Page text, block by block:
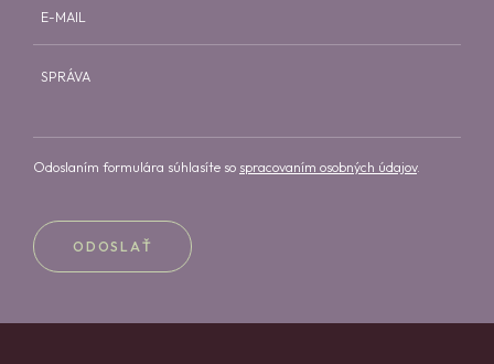
E-MAIL
SPRÁVA
Odoslaním formulára súhlasíte so spracovaním osobných údajov.
ODOSLAŤ